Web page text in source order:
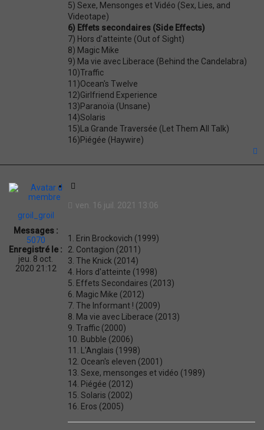
5) Sexe, Mensonges et Vidéo (Sex, Lies, and
Videotape)
6) Effets secondaires (Side Effects)
7) Hors d'atteinte (Out of Sight)
8) Magic Mike
9) Ma vie avec Liberace (Behind the Candelabra)
10)Traffic
11)Ocean's Twelve
12)Girlfriend Experience
13)Paranoïa (Unsane)
14)Solaris
15)La Grande Traversée (Let Them All Talk)
16)Piégée (Haywire)
groil_groil
Messages :
5070
Enregistré le :
jeu. 8 oct.
2020 21:12
t
t
i
o
n
ven. 16 juil. 2021 13:06
1. Erin Brockovich (1999)
2. Contagion (2011)
3. The Knick (2014)
4. Hors d'atteinte (1998)
5. Effets Secondaires (2013)
6. Magic Mike (2012)
7. The Informant ! (2009)
8. Ma vie avec Liberace (2013)
9. Traffic (2000)
10. Bubble (2006)
11. L'Anglais (1998)
12. Ocean's eleven (2001)
13. Sexe, mensonges et vidéo (1989)
14. Piégée (2012)
15. Solaris (2002)
16. Eros (2005)